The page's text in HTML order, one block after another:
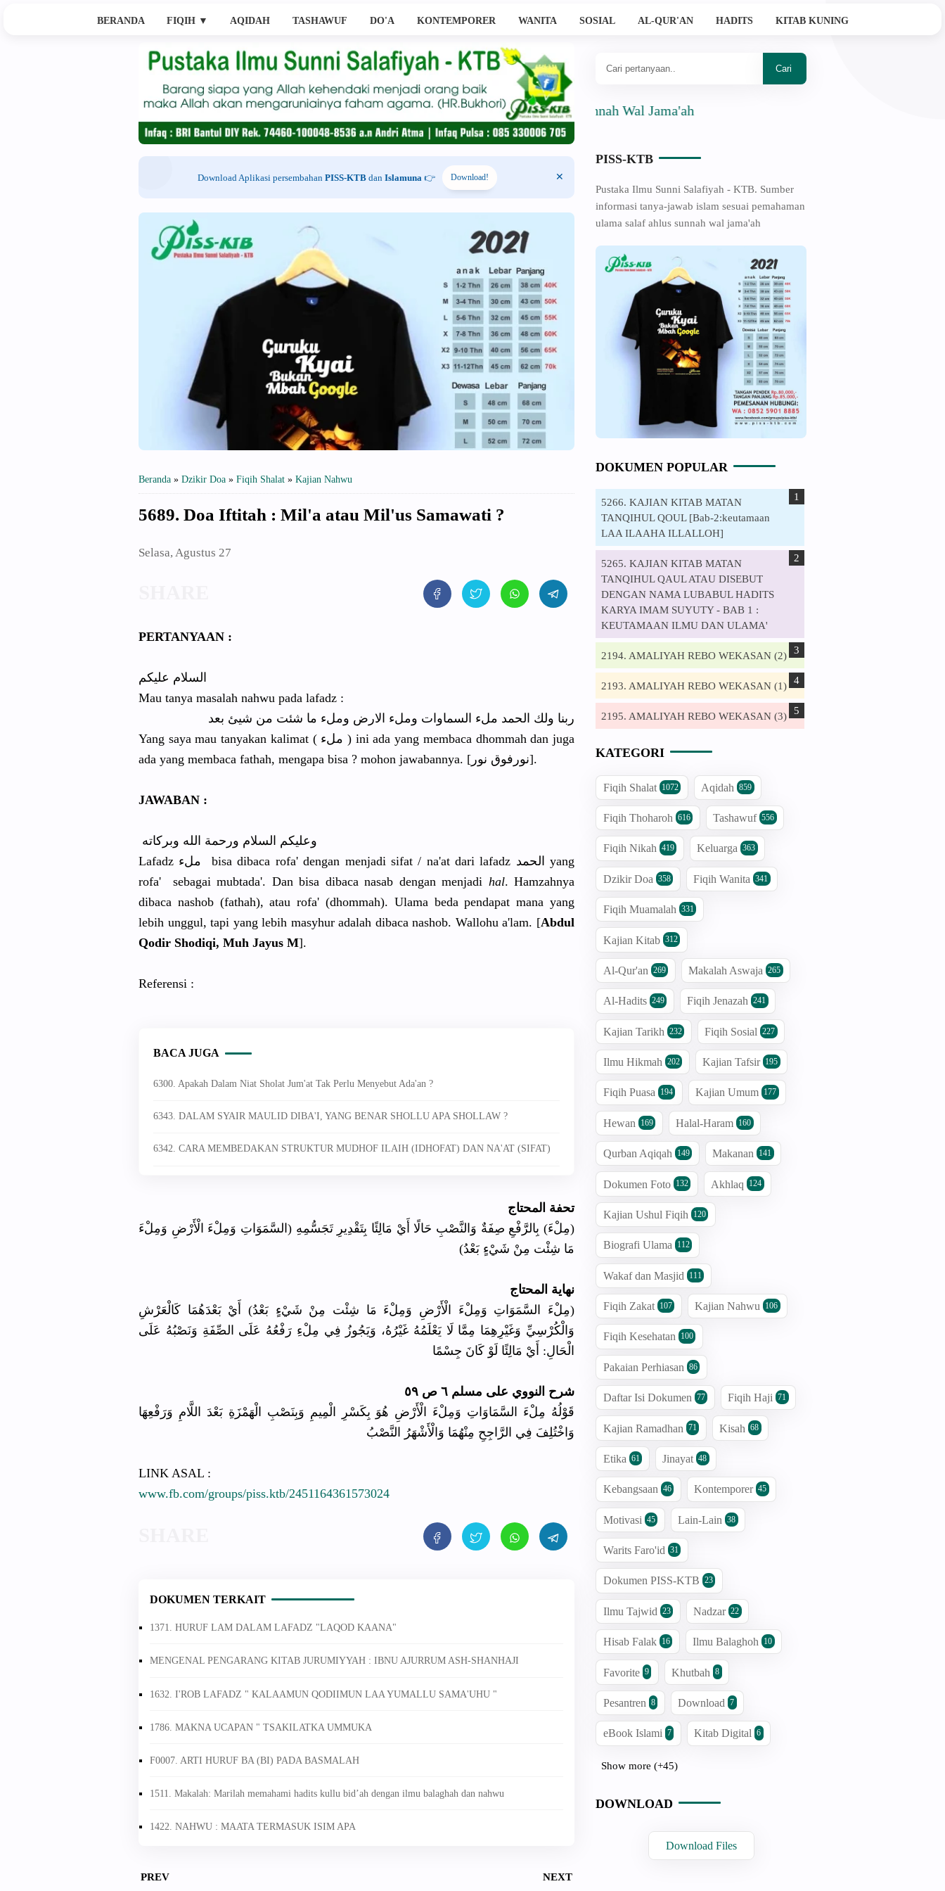
BERANDA FIQIH ▼ AQIDAH TASHAWUF DO'A KONTEMPORER WANITA SOSIAL AL-QUR'AN HADITS KITAB KUNING
Download Aplikasi persembahan PISS-KTBdan Islamuna 👉 Download!
Beranda » Dzikir Doa » Fiqih Shalat » Kajian Nahwu
5689. Doa Iftitah : Mil'a atau Mil'us Samawati ?
Selasa, Agustus 27
PERTANYAAN :
‎السلام عليكم
Mau tanya masalah nahwu pada lafadz :
ربنا ولك الحمد ملء السماوات وملء الارض وملء ما شئت من شيئ بعد
Yang saya mau tanyakan kalimat ( ملء ) ini ada yang membaca dhommah dan juga
ada yang membaca fathah, mengapa bisa ? mohon jawabannya. [‎نورفوق نور].
JAWABAN :
وعليكم السلام ورحمة الله وبركاته
Lafadz ملء bisa dibaca rofa' dengan menjadi sifat / na'at dari lafadz الحمد yang
rofa' sebagai mubtada'. Dan bisa dibaca nasab dengan menjadi hal. Hamzahnya
dibaca nashob (fathah), atau rofa' (dhommah). Ulama beda pendapat mana yang
lebih unggul, tapi yang lebih masyhur adalah dibaca nashob. Wallohu a'lam. [Abdul
Qodir Shodiqi, Muh Jayus M].
Referensi :
BACA JUGA
6300. Apakah Dalam Niat Sholat Jum'at Tak Perlu Menyebut Ada'an ?
6343. DALAM SYAIR MAULID DIBA'I, YANG BENAR SHOLLU APA SHOLLAW ?
6342. CARA MEMBEDAKAN STRUKTUR MUDHOF ILAIH (IDHOFAT) DAN NA'AT (SIFAT)
تحفة المحتاج
(مِلْءَ) بِالرَّفْعِ صِفَةٌ وَالنَّصْبِ حَالًا أَيْ مَالِئًا بِتَقْدِيرِ تَجَسُّمِهِ (السَّمَوَاتِ وَمِلْءَ الْأَرْضِ وَمِلْءَ
مَا شِئْت مِنْ شَيْءٍ بَعْدُ)
نهاية المحتاج
(مِلْءَ السَّمَوَاتِ وَمِلْءَ الْأَرْضِ وَمِلْءَ مَا شِئْت مِنْ شَيْءٍ بَعْدُ) أَيْ بَعْدَهُمَا كَالْعَرْشِ
وَالْكُرْسِيِّ وَغَيْرِهِمَا مِمَّا لَا يَعْلَمُهُ غَيْرُهُ، وَيَجُوزُ فِي مِلْءِ رَفْعُهُ عَلَى الصِّفَةِ وَنَصْبُهُ عَلَى
الْحَالِ: أَيْ مَالِئًا لَوْ كَانَ جِسْمًا
شرح النووي على مسلم ٦ ص ٥٩
قَوْلُهُ مِلْءَ السَّمَاوَاتِ وَمِلْءَ الْأَرْضِ هُوَ بِكَسْرِ الْمِيمِ وَبِنَصْبِ الْهَمْزَةِ بَعْدَ اللَّامِ وَرَفْعِهَا
وَاخْتُلِفَ فِي الرَّاجِحِ مِنْهُمَا وَالْأَشْهَرُ النَّصْبُ
LINK ASAL :
www.fb.com/groups/piss.ktb/2451164361573024
DOKUMEN TERKAIT
1371. HURUF LAM DALAM LAFADZ "LAQOD KAANA"
MENGENAL PENGARANG KITAB JURUMIYYAH : IBNU AJURRUM ASH-SHANHAJI
1632. I'ROB LAFADZ " KALAAMUN QODIIMUN LAA YUMALLU SAMA'UHU "
1786. MAKNA UCAPAN " TSAKILATKA UMMUKA
F0007. ARTI HURUF BA (BI) PADA BASMALAH
1511. Makalah: Marilah memahami hadits kullu bid’ah dengan ilmu balaghah dan nahwu
1422. NAHWU : MAATA TERMASUK ISIM APA
PREV NEXT
Ahlussunnah Wal Jama'ah
PISS-KTB
Pustaka Ilmu Sunni Salafiyah - KTB. Sumber
informasi tanya-jawab islam sesuai pemahaman
ulama salaf ahlus sunnah wal jama'ah
DOKUMEN POPULAR
5266. KAJIAN KITAB MATAN
TANQIHUL QOUL [Bab-2:keutamaan
LAA ILAAHA ILLALLOH]
5265. KAJIAN KITAB MATAN
TANQIHUL QAUL ATAU DISEBUT
DENGAN NAMA LUBABUL HADITS
KARYA IMAM SUYUTY - BAB 1 :
KEUTAMAAN ILMU DAN ULAMA'
2194. AMALIYAH REBO WEKASAN (2)
2193. AMALIYAH REBO WEKASAN (1)
2195. AMALIYAH REBO WEKASAN (3)
KATEGORI
Fiqih Shalat 1072 Aqidah 859
Fiqih Thoharoh 616 Tashawuf 556
Fiqih Nikah 419 Keluarga 363
Dzikir Doa 358 Fiqih Wanita 341
Fiqih Muamalah 331
Kajian Kitab 312
Al-Qur'an 269 Makalah Aswaja 265
Al-Hadits 249 Fiqih Jenazah 241
Kajian Tarikh 232 Fiqih Sosial 227
Ilmu Hikmah 202 Kajian Tafsir 195
Fiqih Puasa 194 Kajian Umum 177
Hewan 169 Halal-Haram 160
Qurban Aqiqah 149 Makanan 141
Dokumen Foto 132 Akhlaq 124
Kajian Ushul Fiqih 120
Biografi Ulama 112
Wakaf dan Masjid 111
Fiqih Zakat 107 Kajian Nahwu 106
Fiqih Kesehatan 100
Pakaian Perhiasan 86
Daftar Isi Dokumen 77 Fiqih Haji 71
Kajian Ramadhan 71 Kisah 68
Etika 61 Jinayat 48
Kebangsaan 46 Kontemporer 45
Motivasi 45 Lain-Lain 38
Warits Faro'id 31
Dokumen PISS-KTB 23
Ilmu Tajwid 23 Nadzar 22
Hisab Falak 16 Ilmu Balaghoh 10
Favorite 9 Khutbah 8
Pesantren 8 Download 7
eBook Islami 7 Kitab Digital 6
Show more (+45)
DOWNLOAD
Download Files